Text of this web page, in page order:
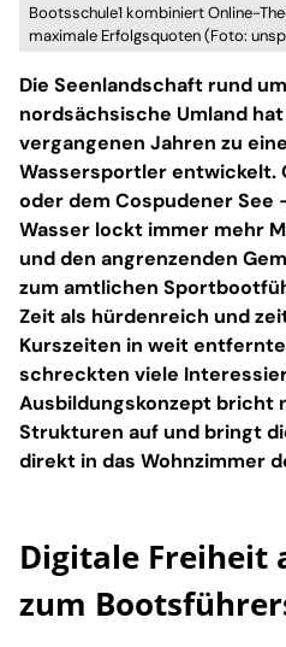
Bootsschule1 kombiniert Online-
maximale Erfolgsquoten (Foto:
Die Seenlandschaft rund
nordsächsische Umland
vergangenen Jahren zu
Wassersportler entwickelt.
oder dem Cospudener See
Wasser lockt immer mehr
und den angrenzenden
zum amtlichen
Zeit als hürdenreich und
Kurszeiten in weit
schreckten viele
Ausbildungskonzept bricht
Strukturen auf und bringt
direkt in das Wohnzimmer
Digitale Freiheit
zum